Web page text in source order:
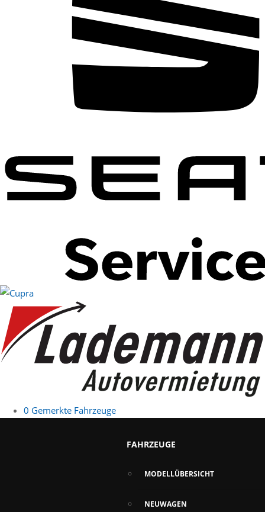
FAHRZEUGE
MODELLÜBERSICHT
NEUWAGEN
0 Gemerkte Fahrzeuge